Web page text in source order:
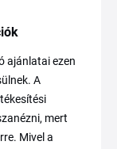
ajánlatai ezen
A
mert
Mivel a